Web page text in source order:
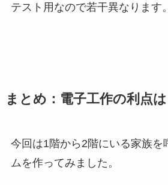
テスト用なので若干異なります
まとめ：電子工作の利点は
今回は1階から2階にいる家族を
ムを作ってみました。